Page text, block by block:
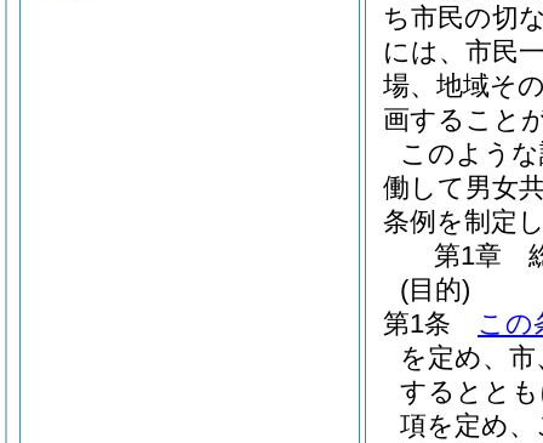
ち市民の切
には、市民
場、地域そ
画すること
このよう
働して男女
条例を制定
第1章
(目的)
第1条
この
を定め、
するとと
項を定め